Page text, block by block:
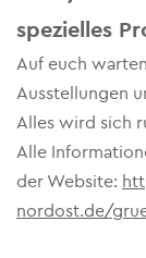
spezielles
Auf euch
Ausstellungen
Alles wird sich
Alle
der Website:
nordost.de/